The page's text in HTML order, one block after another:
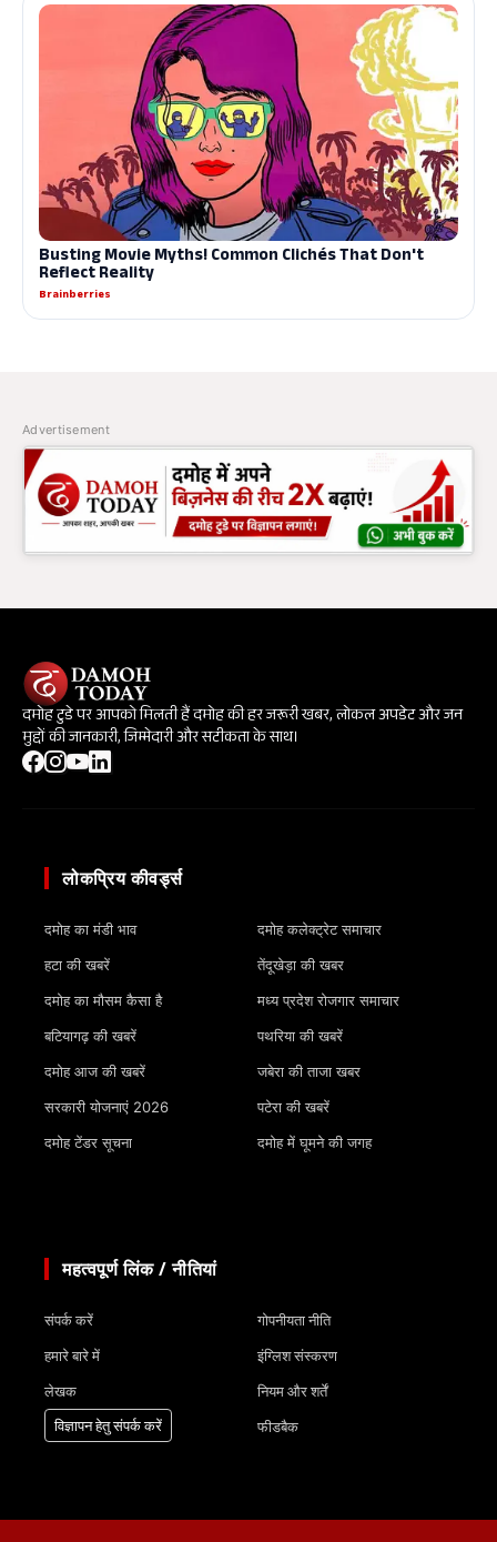
Advertisement
दमोह टुडे पर आपको मिलती हैं दमोह की हर जरूरी खबर, लोकल अपडेट और जन
मुद्दों की जानकारी, जिम्मेदारी और सटीकता के साथ।
लोकप्रिय कीवर्ड्स
दमोह का मंडी भाव
हटा की खबरें
दमोह का मौसम कैसा है
बटियागढ़ की खबरें
दमोह आज की खबरें
सरकारी योजनाएं 2026
दमोह टेंडर सूचना
दमोह कलेक्ट्रेट समाचार
तेंदूखेड़ा की खबर
मध्य प्रदेश रोजगार समाचार
पथरिया की खबरें
जबेरा की ताजा खबर
पटेरा की खबरें
दमोह में घूमने की जगह
महत्वपूर्ण लिंक / नीतियां
संपर्क करें
हमारे बारे में
लेखक
विज्ञापन हेतु संपर्क करें
गोपनीयता नीति
इंग्लिश संस्करण
नियम और शर्तें
फीडबैक